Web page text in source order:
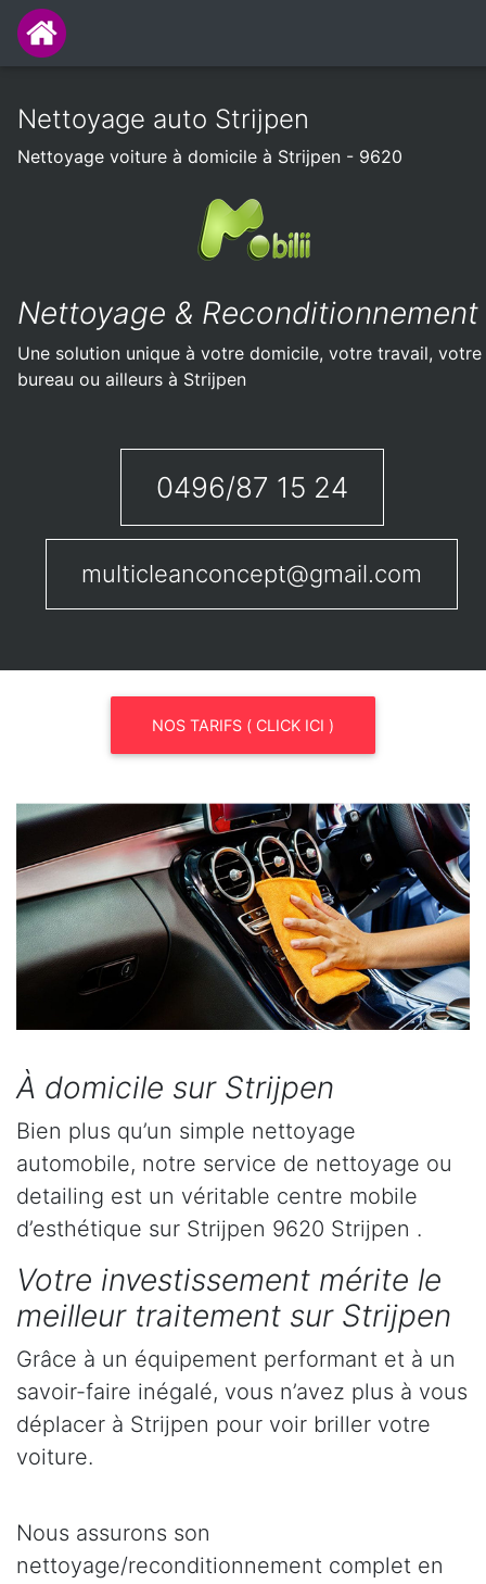
Nettoyage auto Strijpen
Nettoyage voiture à domicile à Strijpen - 9620
Nettoyage & Reconditionnement
Une solution unique à votre domicile, votre travail, votre
bureau ou ailleurs à Strijpen
0496/87 15 24
multicleanconcept@gmail.com
NOS TARIFS ( CLICK ICI )
À domicile sur Strijpen
Bien plus qu’un simple nettoyage
automobile, notre service de nettoyage ou
detailing est un véritable centre mobile
d’esthétique sur Strijpen 9620 Strijpen .
Votre investissement mérite le
meilleur traitement sur Strijpen
Grâce à un équipement performant et à un
savoir-faire inégalé, vous n’avez plus à vous
déplacer à Strijpen pour voir briller votre
voiture.
Nous assurons son
nettoyage/reconditionnement complet en